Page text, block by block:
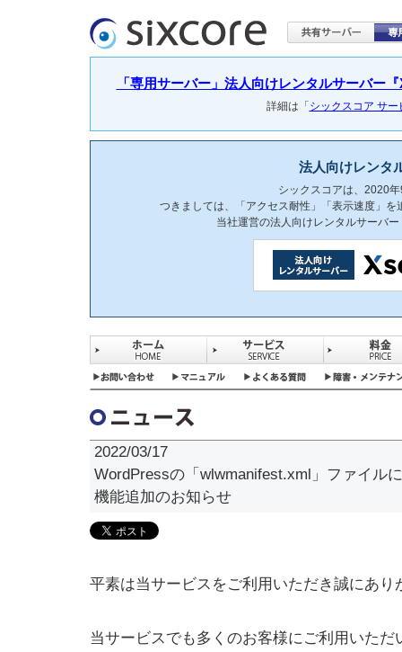
「専用サーバー」法人向けレンタルサーバー
詳細は「 シックスコア サ
法人向けレンタ
シックスコアは、2020
つきましては、「アクセス耐性」「表示速度」
当社運営の法人向けレンタルサーバー
2022/03/17
WordPressの「wlwmanifest.xml」ファイル
機能追加のお知らせ
平素は当サービスをご利用いただき誠にあり
当サービスでも多くのお客様にご利用いただ